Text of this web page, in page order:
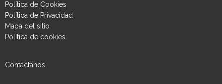
Política de Cookies
Política de Privacidad
Mapa del sitio
Política de cookies
Contáctanos